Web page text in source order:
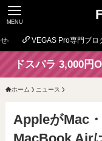
MENU
VEGAS Pro専門ブロ
ドスパラ 3,000円
ホーム ニュース
AppleがMac